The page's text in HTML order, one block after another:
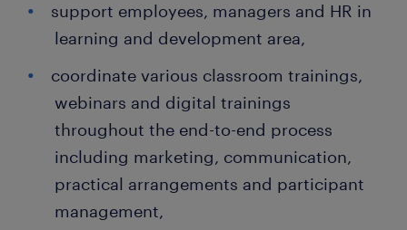
support employees, managers and HR in
learning and development area,
coordinate various classroom trainings,
webinars and digital trainings
throughout the end-to-end process
including marketing, communication,
practical arrangements and participant
management,